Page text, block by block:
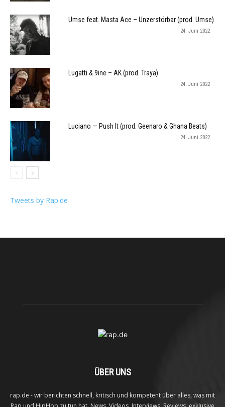
Umse feat. Masta Ace – Unzerstörbar (prod. Umse)
24. Juni 2022
Lugatti & 9ine – AK (prod. Traya)
24. Juni 2022
Luciano — Push It (prod. Geenaro & Ghana Beats)
24. Juni 2022
Tweets by Rap.de
ÜBER UNS
rap.de - wir berichten schnell, kritisch und kompetent über alles, was mit